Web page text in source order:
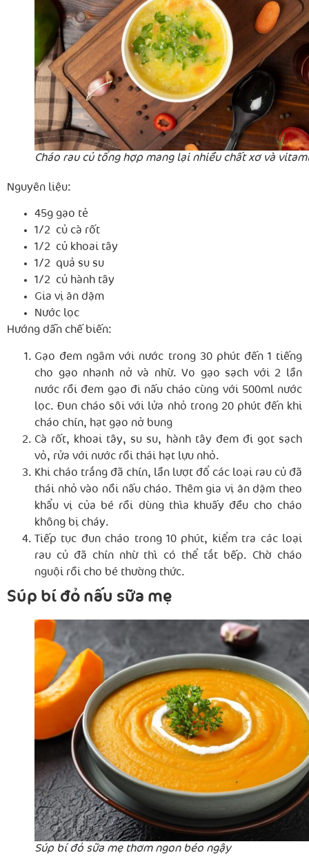
Cháo rau củ tổng hợp mang lại nhiều chất xơ và
Nguyên liệu:
45g gạo tẻ
1/2 củ cà rốt
1/2 củ khoai tây
1/2 quả su su
1/2 củ hành tây
Gia vị ăn dặm
Nước lọc
Hướng dẫn chế biến:
Gạo đem ngâm với nước trong 30 phút đến 1 tiếng
cho gạo nhanh nở và nhừ. Vo gạo sạch với 2 lần
nước rồi đem gạo đi nấu cháo cùng với 500ml nước
lọc. Đun cháo sôi với lửa nhỏ trong 20 phút đến khi
cháo chín, hạt gạo nở bung
Cà rốt, khoai tây, su su, hành tây đem đi gọt sạch
vỏ, rửa với nước rồi thái hạt lựu nhỏ.
Khi cháo trắng đã chín, lần lượt đổ các loại rau củ đã
thái nhỏ vào nồi nấu cháo. Thêm gia vị ăn dặm theo
khẩu vị của bé rồi dùng thìa khuấy đều cho cháo
không bị cháy.
Tiếp tục đun cháo trong 10 phút, kiểm tra các loại
rau củ đã chín nhừ thì có thể tắt bếp. Chờ cháo
nguội rồi cho bé thường thức.
Súp bí đỏ nấu sữa mẹ
Súp bí đỏ sữa mẹ thơm ngon béo ngậy